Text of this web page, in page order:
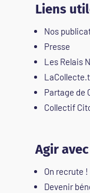
Liens
Nos
Presse
Les Relais
Partage de
Collectif
Agir
On recrute !
Devenir